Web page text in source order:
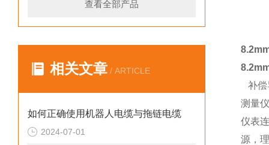
查看全部产品
相关文章 / ARTICLE
如何正确使用机器人电缆与拖链电缆
2024-07-01
补偿
测量
仪表
源，